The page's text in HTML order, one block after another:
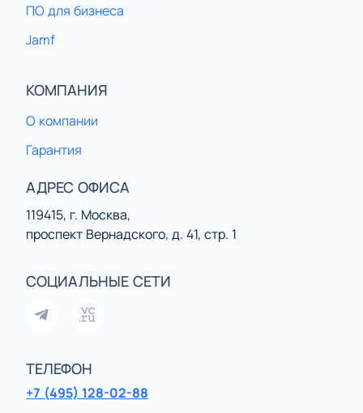
ПО для бизнеса
Jamf
КОМПАНИЯ
О компании
Гарантия
АДРЕС ОФИСА
119415, г. Москва,
проспект Вернадского, д. 41, стр. 1
СОЦИАЛЬНЫЕ СЕТИ
ТЕЛЕФОН
+7 (495) 128-02-88